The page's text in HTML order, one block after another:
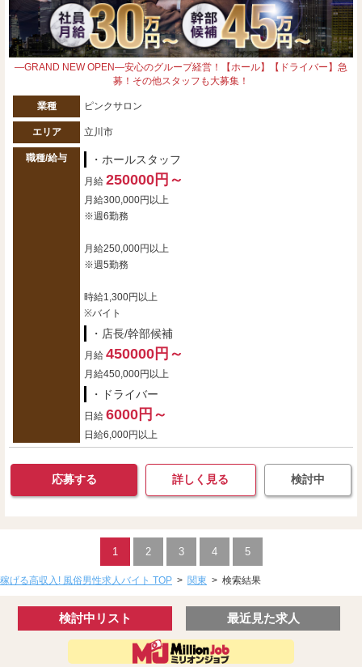
―GRAND NEW OPEN―安心のグループ経営！【ホール】【ドライバー】急
募！その他スタッフも大募集！
業種 ピンクサロン
エリア 立川市
職種/給与 ・ホールスタッフ
月給 250000円～
月給300,000円以上
※週6勤務
月給250,000円以上
※週5勤務
時給1,300円以上
※バイト
・店長/幹部候補
月給 450000円～
月給450,000円以上
・ドライバー
日給 6000円～
日給6,000円以上
応募する 詳しく見る 検討中
1 2 3 4 5
稼げる高収入! 風俗男性求人バイト TOP > 関東 > 検索結果
検討中リスト 最近見た求人